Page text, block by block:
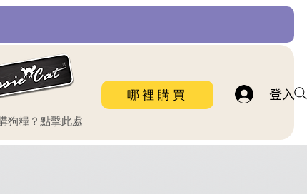
哪裡購買 登入
狗糧？ 點擊此處